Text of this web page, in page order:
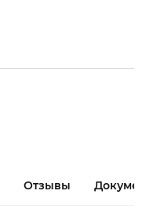
Отзывы